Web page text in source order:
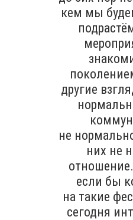
кем мы
другие
не
них не
если бы
на такие
сегодня